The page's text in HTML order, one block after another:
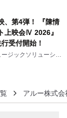
」
、第4弾！ 『陳情
上映会Ⅳ 2026』
受付開始！
ジックソリューショ
アルー株式会